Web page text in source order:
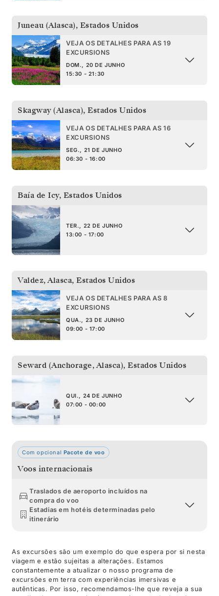
Juneau (Alasca), Estados Unidos
VEJA OS DETALHES PARA AS 19
EXCURSIONS
DOM., 20 DE JUNHO
15:30 - 21:30
Skagway (Alasca), Estados Unidos
VEJA OS DETALHES PARA AS 16
EXCURSIONS
SEG., 21 DE JUNHO
06:30 - 16:00
Baía de Icy, Estados Unidos
TER., 22 DE JUNHO
13:00 - 17:00
Valdez, Alasca, Estados Unidos
VEJA OS DETALHES PARA AS 8
EXCURSIONS
QUA., 23 DE JUNHO
09:00 - 17:00
Seward (Anchorage, Alasca), Estados Unidos
QUI., 24 DE JUNHO
07:00 - 00:00
Com opcional Pacote de voo
Voos internacionais
Traslados de aeroporto incluídos na
compra do voo
Estadias em hotéis determinadas pelo
itinerário
As excursões são um exemplo do que espera por si nesta
viagem e estão sujeitas a alterações. Estamos
constantemente a atualizar o nosso programa de
excursões em terra com experiências imersivas e
autênticas. Por isso, recomendamos-lhe que reveja a sua